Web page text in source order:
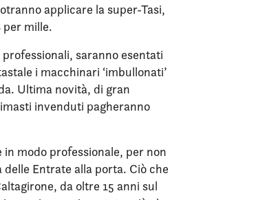
applicare la super-Tasi,
per mille.
saranno esentati
i macchinari ‘imbullonati’
Ultima novità, di gran
invenduti pagheranno
modo professionale, per non
Entrate alla porta. Ciò che
da oltre 15 anni sul